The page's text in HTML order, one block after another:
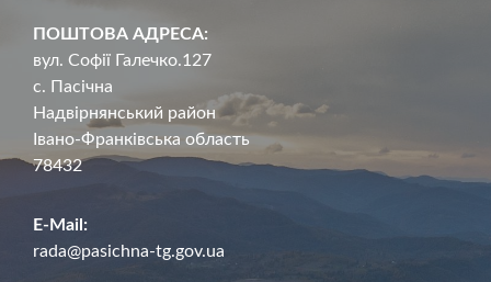
ПОШТОВА АДРЕСА:
вул. Софії Галечко.127
с. Пасічна
Надвірнянський район
Івано-Франківська область
78432
E-Mail:
rada@pasichna-tg.gov.ua